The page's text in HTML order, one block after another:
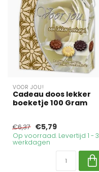
VOOR JOU!
Cadeau doos lekker
boeketje 100 Gram
€6,37 €5,79
Op voorraad. Levertijd 1 - 3
werkdagen